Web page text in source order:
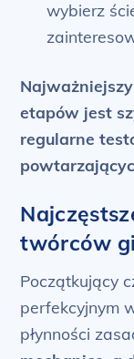
wybierz
etapów jest
regularne
twórców
Początkujący
perfekcyjnym
płynności